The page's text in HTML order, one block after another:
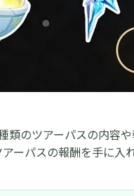
類のツアーパスの内容
ーパスの報酬を手に